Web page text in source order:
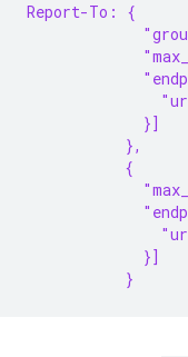
Report-To: {
             }]
           },
           {
             }]
           }